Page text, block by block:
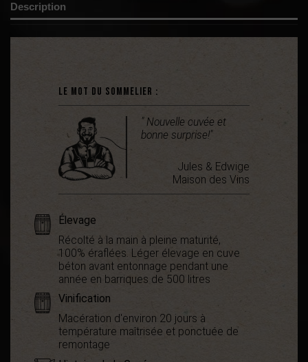
Description
Le mot du sommelier :
" Nouvelle cuvée et
bonne surprise!"
Jules & Edwige
Maison des Vins
Élevage
Récolté à la main à pleine maturité,
100% éraflées. Léger élevage en cuve
béton avant entonnage pendant une
année en barriques de 500 litres
Vinification
Macération d'environ 20 jours à
température maîtrisée et ponctuée de
remontage